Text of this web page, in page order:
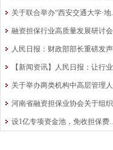
关于联合举办
融
人
设1亿专项资金池，免收担